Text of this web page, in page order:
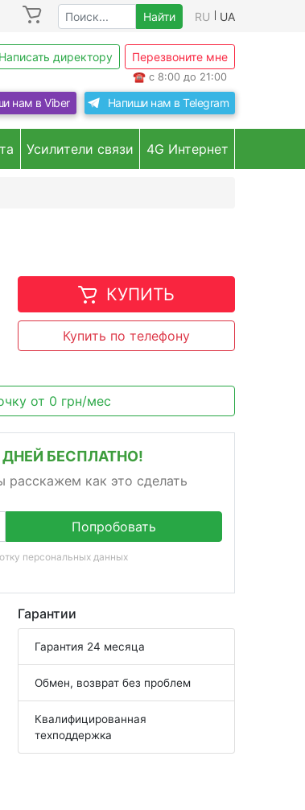
Найти RU UA
Написать директору Перезвоните мне
☎ с 8:00 до 21:00
нам в Viber Напиши нам в Telegram
Усилители связи 4G Интернет
КУПИТЬ
Купить по телефону
от 0 грн/мес
БЕСПЛАТНО!
как это сделать
Попробовать
персональных данных
Гарантии
Гарантия 24 месяца
Обмен, возврат без проблем
Квалифицированная
техподдержка